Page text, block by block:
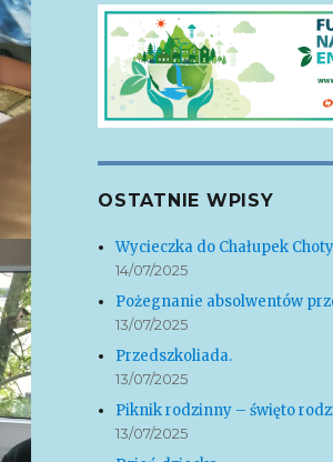
OSTATNIE WPISY
Wycieczka do Chałupek
14/07/2025
Pożegnanie absolwentów
13/07/2025
Przedszkoliada.
13/07/2025
Piknik rodzinny – święto
13/07/2025